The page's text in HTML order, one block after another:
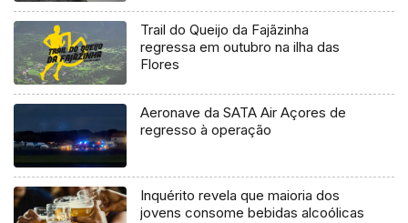
Trail do Queijo da Fajãzinha
regressa em outubro na ilha das
Flores
Aeronave da SATA Air Açores de
regresso à operação
Inquérito revela que maioria dos
jovens consome bebidas alcoólicas